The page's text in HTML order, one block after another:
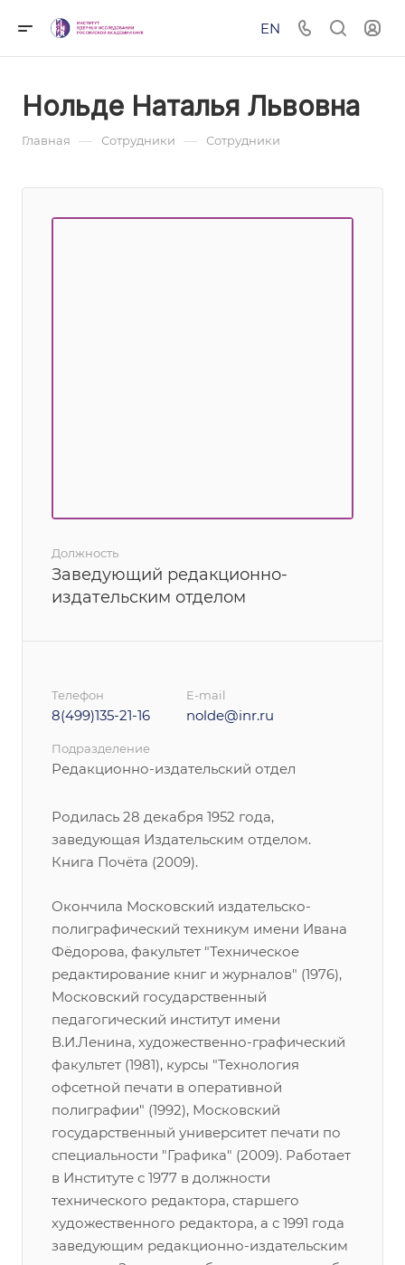
EN
Нольде Наталья Львовна
Главная — Сотрудники — Сотрудники
Должность
Заведующий редакционно-
издательским отделом
Телефон
8(499)135-21-16
E-mail
nolde@inr.ru
Подразделение
Редакционно-издательский отдел
Родилась 28 декабря 1952 года,
заведующая Издательским отделом.
Книга Почёта (2009).
Окончила Московский издательско-
полиграфический техникум имени Ивана
Фёдорова, факультет "Техническое
редактирование книг и журналов" (1976),
Московский государственный
педагогический институт имени
В.И.Ленина, художественно-графический
факультет (1981), курсы "Технология
офсетной печати в оперативной
полиграфии" (1992), Московский
государственный университет печати по
специальности "Графика" (2009). Работает
в Институте с 1977 в должности
технического редактора, старшего
художественного редактора, а с 1991 года
заведующим редакционно-издательским